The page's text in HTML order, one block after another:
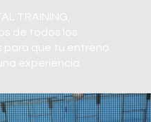
TRAINING,
de todos los
para que tu entreno
experiencia.